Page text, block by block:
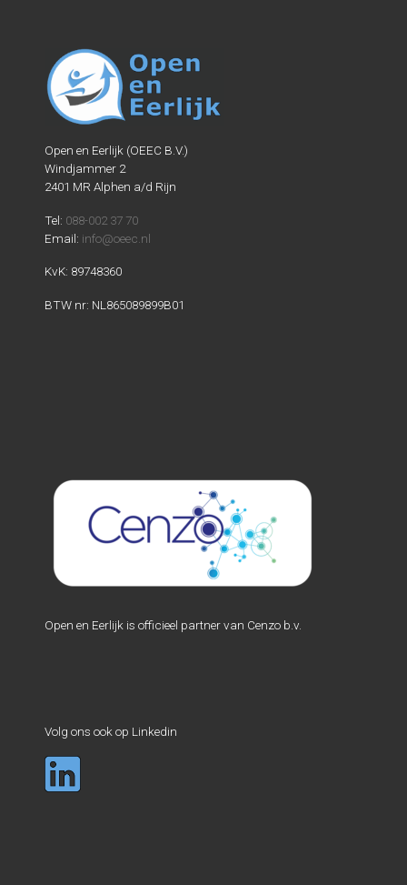
Open en Eerlijk (OEEC B.V.)
Windjammer 2
2401 MR Alphen a/d Rijn
Tel: 088-002 37 70
Email: info@oeec.nl
KvK: 89748360
BTW nr: NL865089899B01
Open en Eerlijk is officieel partner van Cenzo b.v.
Volg ons ook op Linkedin